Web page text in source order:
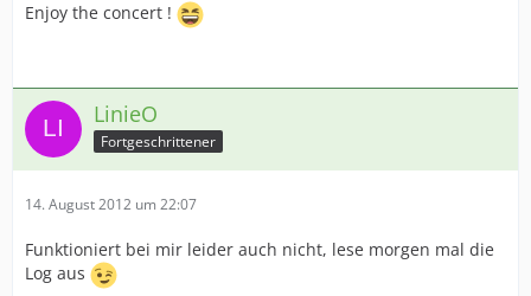
Enjoy the concert !
LinieO
Fortgeschrittener
14. August 2012 um 22:07
Funktioniert bei mir leider auch nicht, lese morgen mal die
Log aus